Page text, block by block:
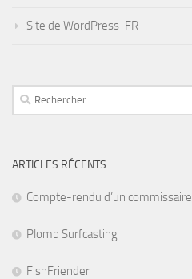
Site de WordPress-FR
Rechercher :
ARTICLES RÉCENTS
Compte-rendu d’un commissaire
Plomb Surfcasting
FishFriender